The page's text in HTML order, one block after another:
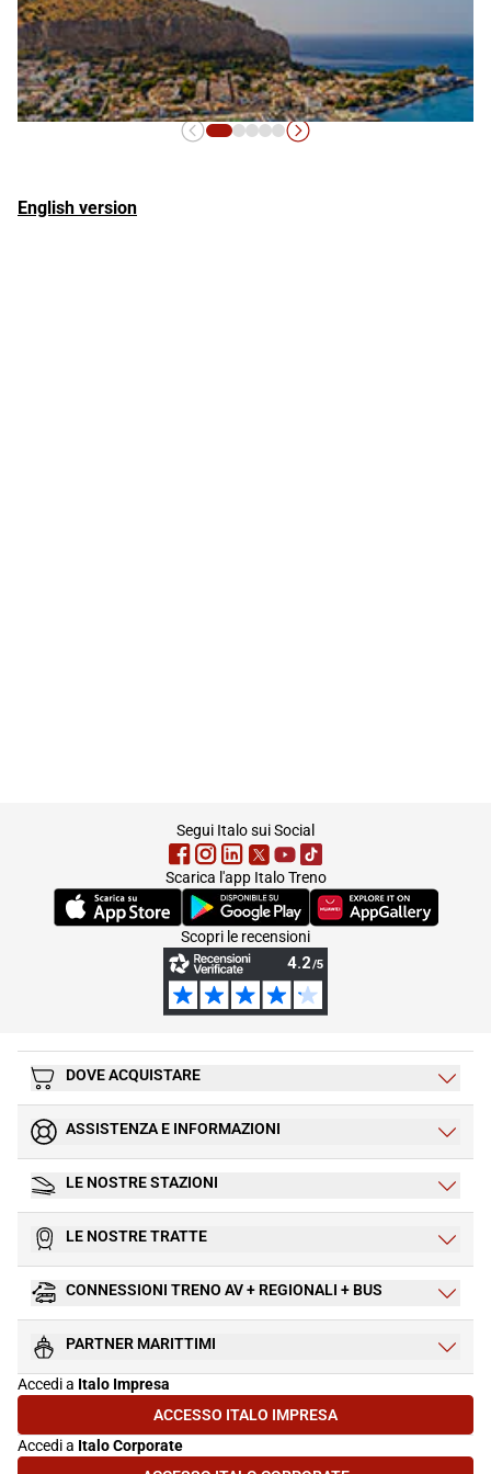
coloro che amano la storia, la natura, la buona cucina e la vita
notturna. Con Italo, puoi raggiungerePompeiin modo facile e
comodo, lasciando a casa lo stress della guida e godendoti il
viaggio. Non perdere l'occasione di visitare questa meravigliosa
città e scoprire tutto ciò che ha da offrire!
English version
Segui Italo sui Social
Scarica l'app Italo Treno
(Si apre in una nuova scheda)(Si apre in una nuova scheda)
(Si apre in una nuova
Scopri le recensioni
DOVE ACQUISTARE
ASSISTENZA E INFORMAZIONI
LE NOSTRE STAZIONI
LE NOSTRE TRATTE
CONNESSIONI TRENO AV + REGIONALI + BUS
PARTNER MARITTIMI
Accedi a Italo Impresa
ACCESSO ITALO IMPRESA(SI APRE IN UNA NUOVA SCHEDA)
Accedi a Italo Corporate